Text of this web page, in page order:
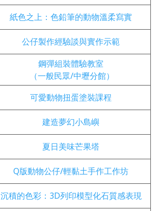
紙色之上：色鉛筆的動物溫柔寫實
公仔製作經驗談與實作示範
鋼彈組裝體驗教室
（一般民眾/中壢分館）
可愛動物扭蛋塗裝課程
建造夢幻小島嶼
夏日美味芒果塔
Q版動物公仔/輕黏土手作工作坊
沉積的色彩：3D列印模型化石質感表現